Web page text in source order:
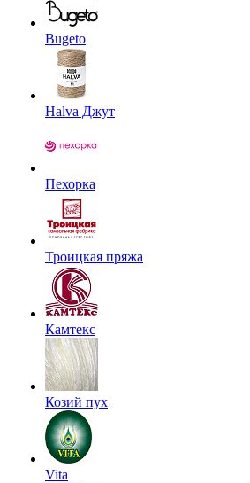
Bugeto
Halva Джут
Пехорка
Троицкая пряжа
Камтекс
Козий пух
Vita